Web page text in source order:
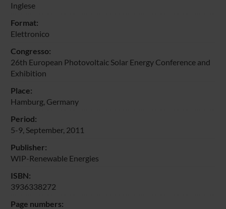
Inglese
Format:
Elettronico
Congresso:
26th European Photovoltaic Solar Energy Conference and
Exhibition
Place:
Hamburg, Germany
Period:
5-9, September, 2011
Publisher:
WIP-Renewable Energies
ISBN:
3936338272
Page numbers: